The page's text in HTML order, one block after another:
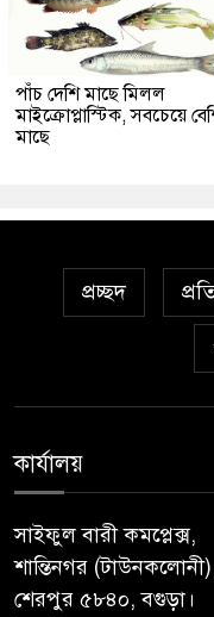
পাঁচ দেশি মাছে মিলল
মাইক্রোপ্লাস্টিক, সবচেয়ে
মাছে
প্রচ্ছদ
কার্যালয়
সাইফুল বারী কমপ্লেক্স,
শান্তিনগর
শেরপুর ৫৮৪০, বগুড়া।